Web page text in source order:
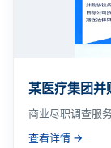
某医疗集团并
商业尽职调查服
查看详情 →